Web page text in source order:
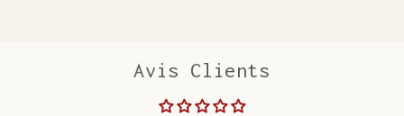
Avis Clients